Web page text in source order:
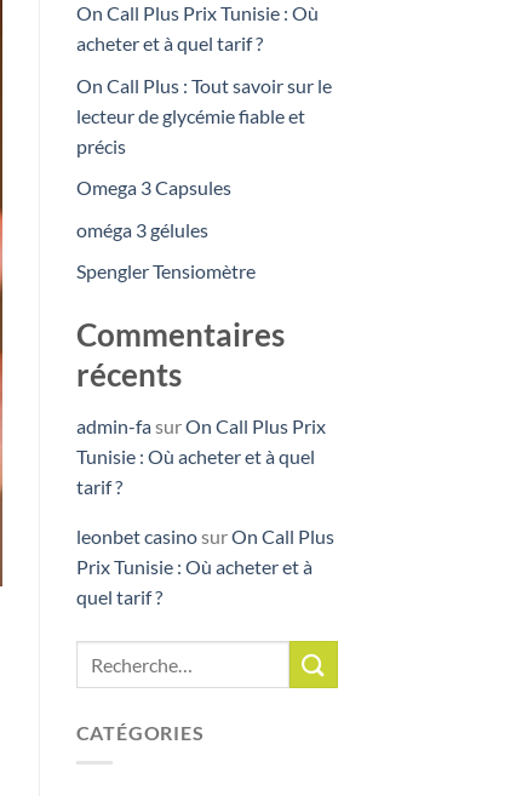
On Call Plus Prix Tunisie : Où
acheter et à quel tarif ?
On Call Plus : Tout savoir sur le
lecteur de glycémie fiable et
précis
Omega 3 Capsules
oméga 3 gélules
Spengler Tensiomètre
Commentaires
récents
admin-fasurOn Call Plus Prix
Tunisie : Où acheter et à quel
tarif ?
leonbet casinosurOn Call Plus
Prix Tunisie : Où acheter et à
quel tarif ?
CATÉGORIES